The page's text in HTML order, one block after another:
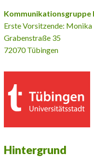
Kommunikationsgruppe
Erste Vorsitzende:
Grabenstraße 35
72070 Tübingen
Hintergrund